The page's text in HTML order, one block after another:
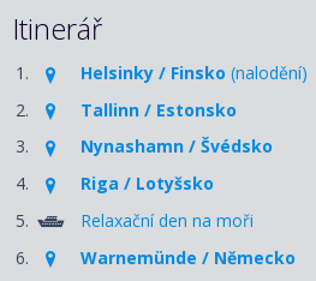
Itinerář
1. Helsinky / Finsko (nalodění)
2.
Tallinn / Estonsko
3.
Nynashamn / Švédsko
4.
Riga / Lotyšsko
5.
Relaxační den na moři
6.
Warnemünde / Německo